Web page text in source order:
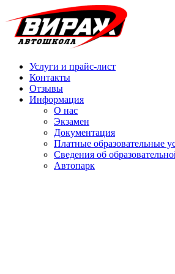
Услуги и прайс-лист
Контакты
Отзывы
Информация
О нас
Экзамен
Документация
Платные образовательные
Сведения об
Автопарк